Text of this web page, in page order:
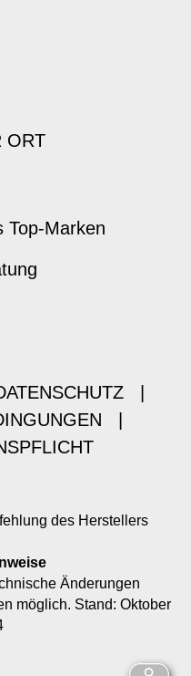
ORT
Top-Marken
des Herstellers
Änderungen
möglich. Stand: Oktober